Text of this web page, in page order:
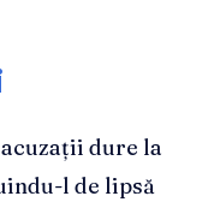
dure la
l de lipsă